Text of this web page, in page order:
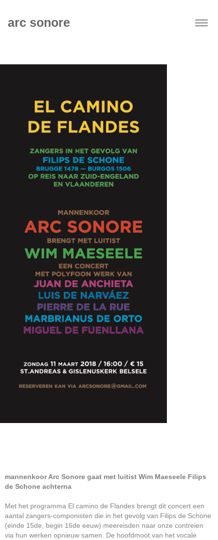
arc sonore
mannenkoor Arc Sonore gaat met luitist Wim Maeseele Filips
de Schone achterna
Met het programma El camino de Flandes brengt dit concert een
aantal zangers-componisten die in het gevolg van Filips de Schone
(einde 15de, begin 16de eeuw) meereisden naar onze contreien
via hun werken opnieuw samen. De hoofdmoot van het vocale